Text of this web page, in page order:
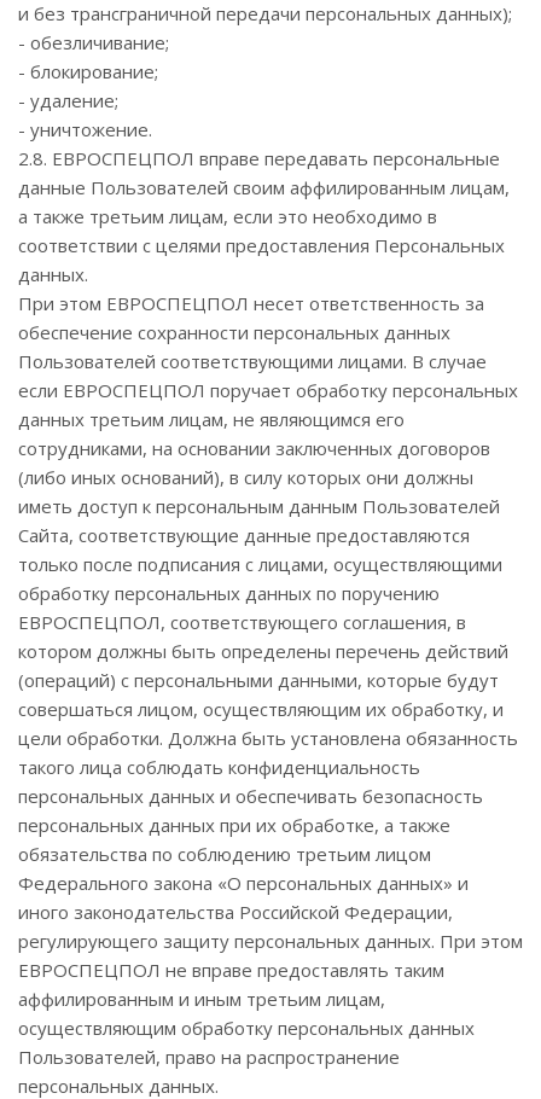
и без трансграничной передачи персональных данных);
- обезличивание;
- блокирование;
- удаление;
- уничтожение.
2.8. ЕВРОСПЕЦПОЛ вправе передавать персональные
данные Пользователей своим аффилированным лицам,
а также третьим лицам, если это необходимо в
соответствии с целями предоставления Персональных
данных.
При этом ЕВРОСПЕЦПОЛ несет ответственность за
обеспечение сохранности персональных данных
Пользователей соответствующими лицами. В случае
если ЕВРОСПЕЦПОЛ поручает обработку персональных
данных третьим лицам, не являющимся его
сотрудниками, на основании заключенных договоров
(либо иных оснований), в силу которых они должны
иметь доступ к персональным данным Пользователей
Сайта, соответствующие данные предоставляются
только после подписания с лицами, осуществляющими
обработку персональных данных по поручению
ЕВРОСПЕЦПОЛ, соответствующего соглашения, в
котором должны быть определены перечень действий
(операций) с персональными данными, которые будут
совершаться лицом, осуществляющим их обработку, и
цели обработки. Должна быть установлена обязанность
такого лица соблюдать конфиденциальность
персональных данных и обеспечивать безопасность
персональных данных при их обработке, а также
обязательства по соблюдению третьим лицом
Федерального закона «О персональных данных» и
иного законодательства Российской Федерации,
регулирующего защиту персональных данных. При этом
ЕВРОСПЕЦПОЛ не вправе предоставлять таким
аффилированным и иным третьим лицам,
осуществляющим обработку персональных данных
Пользователей, право на распространение
персональных данных.